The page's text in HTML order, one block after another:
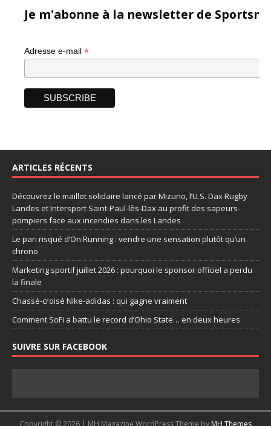
Je m'abonne à la newsletter de
Adresse e-mail *
ARTICLES RÉCENTS
Découvrez le maillot solidaire lancé par Mizuno, l’U.S. Dax Rugby
Landes et Intersport Saint-Paul-lès-Dax au profit des sapeurs-
pompiers face aux incendies dans les Landes
Le pari risqué d’On Running : vendre une sensation plutôt qu’un
chrono
Marketing sportif juillet 2026 : pourquoi le sponsor officiel a perdu
la finale
Chassé-croisé Nike-adidas : qui gagne vraiment
Comment SoFi a battu le record d’Ohio State… en deux heures
SUIVRE SUR FACEBOOK
Copyright © 2026 | MH Magazine WordPress Theme by MH Themes